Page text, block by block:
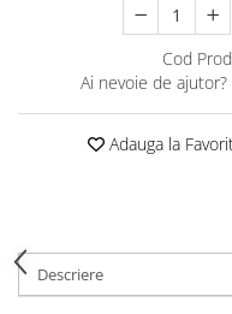
Cod
Ai nevoie de ajutor?
Adauga la
Descriere